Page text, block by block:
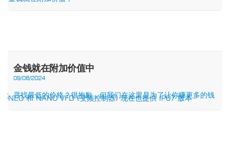
金钱就在附加价值中
09/08/2024
寻找最低的价格？很抱歉，但我们在这里是为了让你赚更多的钱